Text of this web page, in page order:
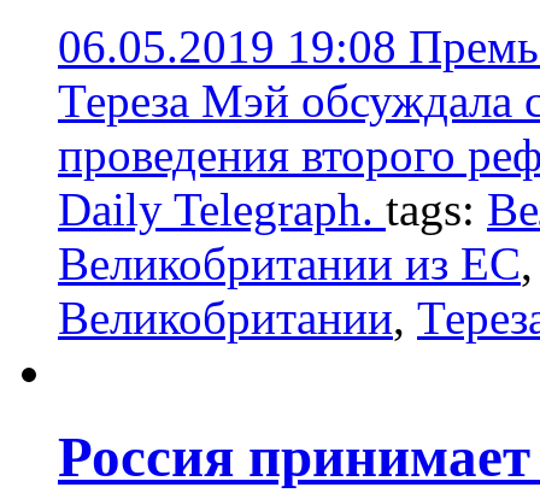
06.05.2019 19:08
Тереза Мэй обсуждала
проведения второго
Daily Telegraph. tags:
Великобритании из ЕС
Великобритании,
Россия